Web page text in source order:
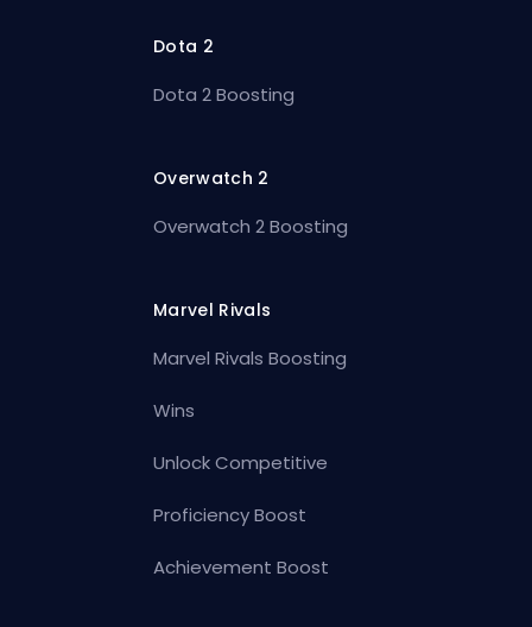
Dota 2
Dota 2 Boosting
Overwatch 2
Overwatch 2 Boosting
Marvel Rivals
Marvel Rivals Boosting
Wins
Unlock Competitive
Proficiency Boost
Achievement Boost